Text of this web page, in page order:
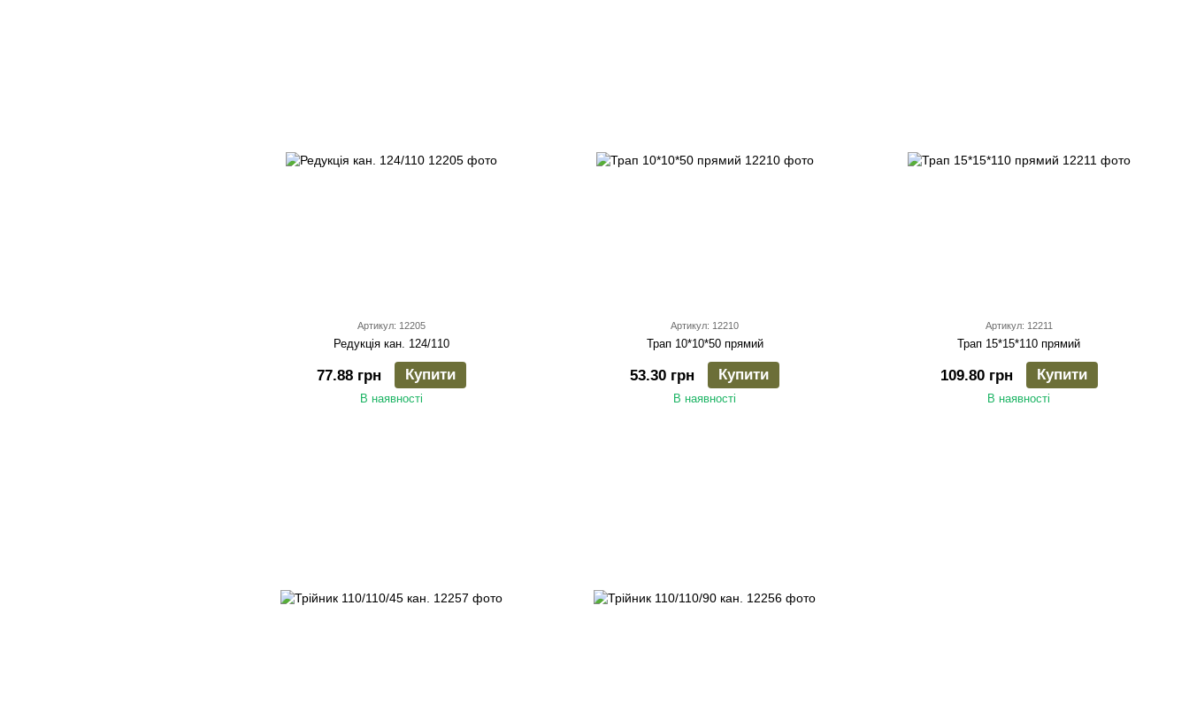
Артикул: 12205
Редукція кан. 124/110
77.88 грн Купити
В наявності
Артикул: 12210
Трап 10*10*50 прямий
53.30 грн Купити
В наявності
Артикул: 12211
Трап 15*15*110 прямий
109.80 грн Купити
В наявності